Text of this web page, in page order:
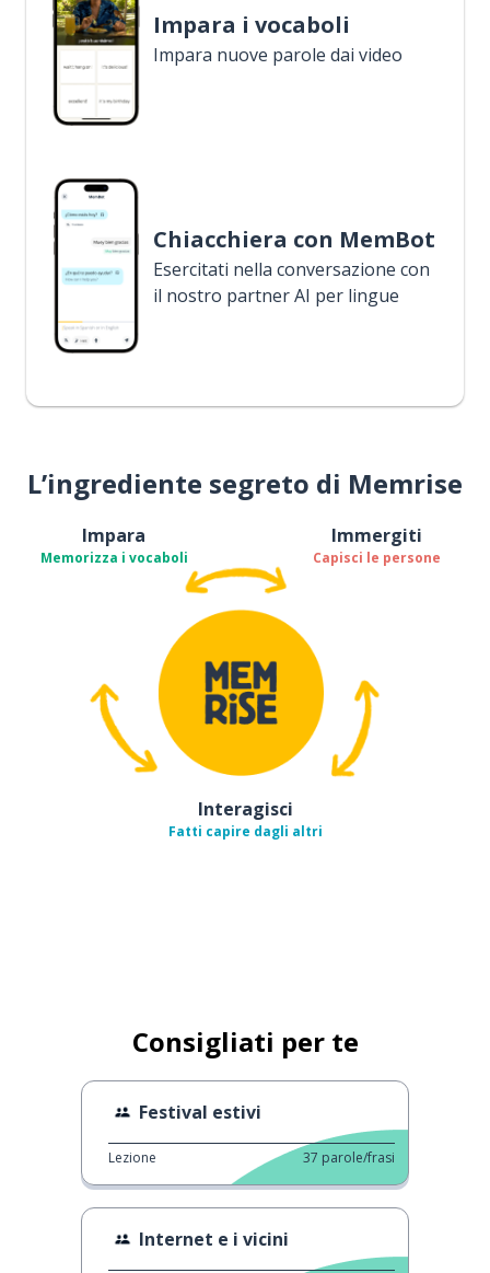
Impara i vocaboli
Impara nuove parole dai video
Chiacchiera con MemBot
Esercitati nella conversazione con
il nostro partner AI per lingue
L’ingrediente segreto di Memrise
Impara
Memorizza i vocaboli
Immergiti
Capisci le persone
Interagisci
Fatti capire dagli altri
Consigliati per te
Festival estivi
Lezione 37 parole/frasi
Internet e i vicini